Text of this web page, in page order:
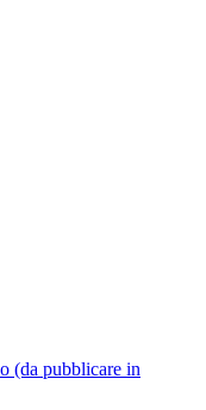
(da pubblicare in